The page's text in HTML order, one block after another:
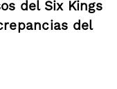
del Six Kings
del